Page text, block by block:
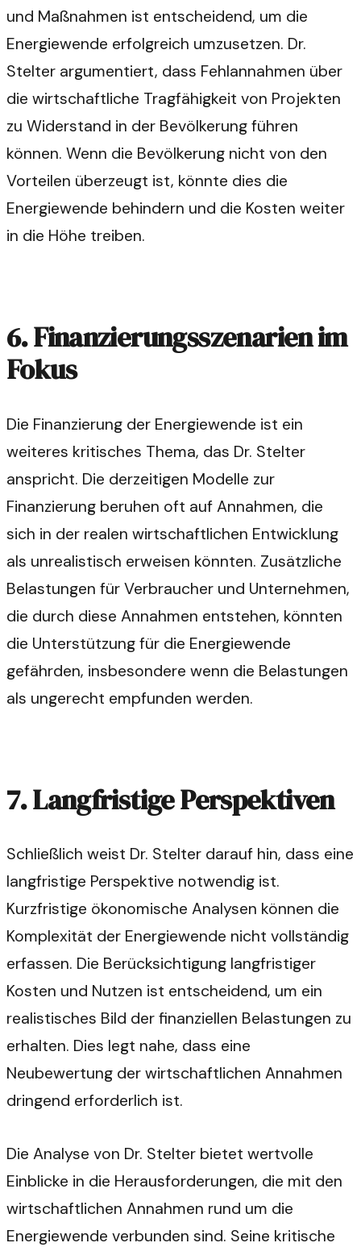
und Maßnahmen ist entscheidend, um die
Energiewende erfolgreich umzusetzen. Dr.
Stelter argumentiert, dass Fehlannahmen über
die wirtschaftliche Tragfähigkeit von Projekten
zu Widerstand in der Bevölkerung führen
können. Wenn die Bevölkerung nicht von den
Vorteilen überzeugt ist, könnte dies die
Energiewende behindern und die Kosten weiter
in die Höhe treiben.
6. Finanzierungsszenarien im
Fokus
Die Finanzierung der Energiewende ist ein
weiteres kritisches Thema, das Dr. Stelter
anspricht. Die derzeitigen Modelle zur
Finanzierung beruhen oft auf Annahmen, die
sich in der realen wirtschaftlichen Entwicklung
als unrealistisch erweisen könnten. Zusätzliche
Belastungen für Verbraucher und Unternehmen,
die durch diese Annahmen entstehen, könnten
die Unterstützung für die Energiewende
gefährden, insbesondere wenn die Belastungen
als ungerecht empfunden werden.
7. Langfristige Perspektiven
Schließlich weist Dr. Stelter darauf hin, dass eine
langfristige Perspektive notwendig ist.
Kurzfristige ökonomische Analysen können die
Komplexität der Energiewende nicht vollständig
erfassen. Die Berücksichtigung langfristiger
Kosten und Nutzen ist entscheidend, um ein
realistisches Bild der finanziellen Belastungen zu
erhalten. Dies legt nahe, dass eine
Neubewertung der wirtschaftlichen Annahmen
dringend erforderlich ist.
Die Analyse von Dr. Stelter bietet wertvolle
Einblicke in die Herausforderungen, die mit den
wirtschaftlichen Annahmen rund um die
Energiewende verbunden sind. Seine kritische